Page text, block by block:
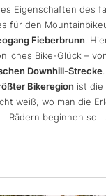
Eigenschaften des
für den
Fieberbrunn.
Bike-Glück –
Downhill-Strecke
Bikeregion ist die
weiß, wo man die
Rädern beginnen soll